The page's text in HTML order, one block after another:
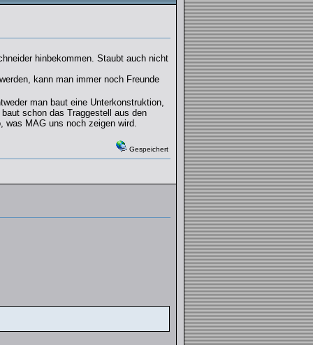
hinbekommen. Staubt auch nicht
kann man immer noch Freunde
man baut eine Unterkonstruktion,
schon das Traggestell aus den
was MAG uns noch zeigen wird.
Gespeichert